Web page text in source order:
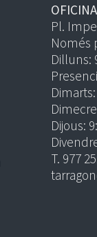
Pl.
Només
Dilluns:
Dimarts:
Dijous:
T. 977